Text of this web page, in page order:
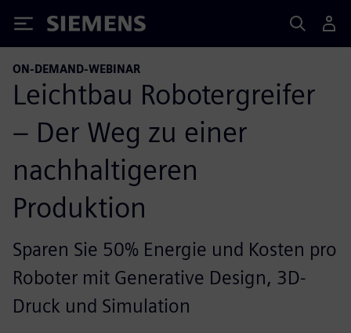
Siemens
ON-DEMAND-WEBINAR
Leichtbau Robotergreifer
– Der Weg zu einer
nachhaltigeren
Produktion
Sparen Sie 50% Energie und Kosten pro
Roboter mit Generative Design, 3D-
Druck und Simulation